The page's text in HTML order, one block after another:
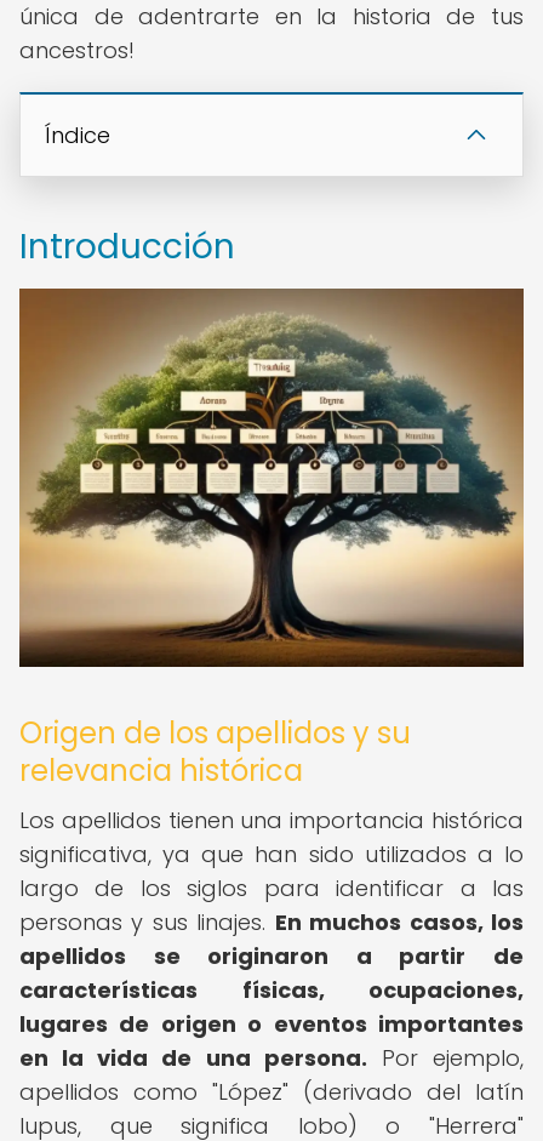
única de adentrarte en la historia de tus
ancestros!
Índice
Introducción
Origen de los apellidos y su
relevancia histórica
Los apellidos tienen una importancia histórica
significativa, ya que han sido utilizados a lo
largo de los siglos para identificar a las
personas y sus linajes. En muchos casos, los
apellidos se originaron a partir de
características físicas, ocupaciones,
lugares de origen o eventos importantes
en la vida de una persona. Por ejemplo,
apellidos como "López" (derivado del latín
lupus, que significa lobo) o "Herrera"